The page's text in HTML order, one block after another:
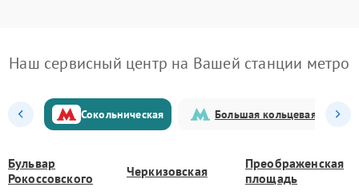
Наш сервисный центр на Вашей станции метро
Сокольническая Большая кольцевая
Бульвар
Рокоссовского
Черкизовская
Преображенская
площадь